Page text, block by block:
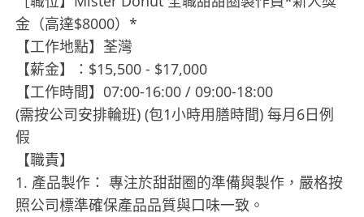
金（高達$8000）*
【工作地點】荃灣
【薪金】：$15,500 - $17,000
【工作時間】07:00-16:00 / 09:00-18:00
(需按公司安排輪班) (包1小時用膳時間) 每月6日例
假
【職責】
1. 產品製作： 專注於甜甜圈的準備與製作，嚴格按
照公司標準確保產品品質與口味一致。